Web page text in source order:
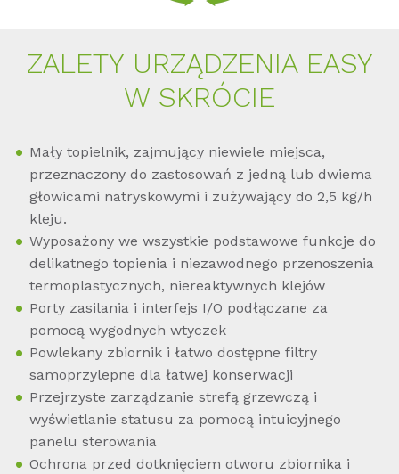
ZA­LETY URZĄDZE­NIA EASY
W SKRÓCIE
Mały topielnik, zajmujący niewiele miejsca,
przeznaczony do zastosowań z jedną lub dwiema
głowicami natryskowymi i zużywający do 2,5 kg/h
kleju.
Wyposażony we wszystkie podstawowe funkcje do
delikatnego topienia i niezawodnego przenoszenia
termoplastycznych, niereaktywnych klejów
Porty zasilania i interfejs I/O podłączane za
pomocą wygodnych wtyczek
Powlekany zbiornik i łatwo dostępne filtry
samoprzylepne dla łatwej konserwacji
Przejrzyste zarządzanie strefą grzewczą i
wyświetlanie statusu za pomocą intuicyjnego
panelu sterowania
Ochrona przed dotknięciem otworu zbiornika i